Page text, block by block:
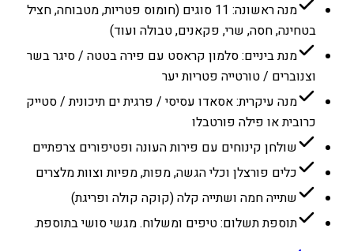
מנה ראשונה: 11 סוגים (חומוס פטריות, מטבוחה, חציל
בטחינה, חסה, שרי, פקאנים, טבולה ועוד)
מנת ביניים: סלמון קראסט עם פירה בטטה / סיגר בשר
וצנוברים / טורטייה פטריות יער
מנה עיקרית: אסאדו עסיסי / פרגית ים תיכונית / סטייק
כרובית או פילה פורטבלו
שולחן קינוחים עם פירות העונה ופטיפורים צרפתיים
כלים פורצלן וכלי הגשה, מפות, מפיות וצוות מלצרים
שתייה חמה ושתייה קלה (קוקה קולה ופריגת)
תוספת תשלום: טיפים ומשלוח. מגשי סושי בתוספת.